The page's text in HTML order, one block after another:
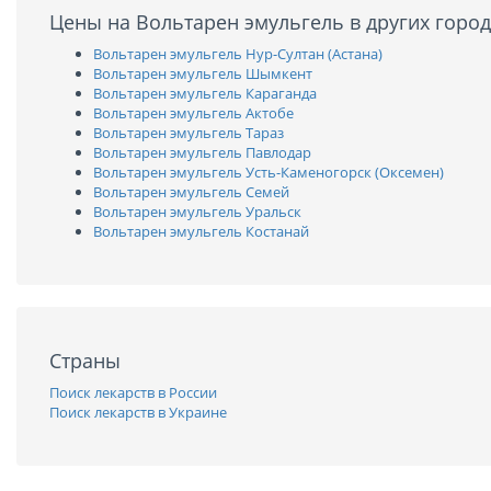
Цены на Вольтарен эмульгель в других
Вольтарен эмульгель Нур-Султан (Астана)
Вольтарен эмульгель Шымкент
Вольтарен эмульгель Караганда
Вольтарен эмульгель Актобе
Вольтарен эмульгель Тараз
Вольтарен эмульгель Павлодар
Вольтарен эмульгель Усть-Каменогорск (Оксемен)
Вольтарен эмульгель Семей
Вольтарен эмульгель Уральск
Вольтарен эмульгель Костанай
Страны
Поиск лекарств в России
Поиск лекарств в Украине